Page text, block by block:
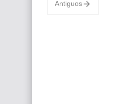
Antiguos